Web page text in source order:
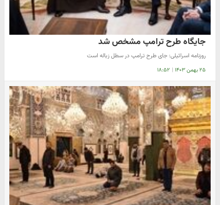
جایگاه طرح ترامپ مشخص شد
روزنامه اسرائیلی: جای طرح ترامپ در سطل زباله است
۲۵ بهمن ۱۴۰۳ | ۱۸:۵۲